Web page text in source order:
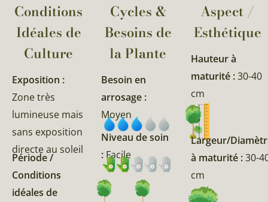
Conditions
Idéales de
Culture
Exposition :
Zone très
lumineuse mais
sans exposition
directe au soleil
Période /
Conditions
idéales de
Cycles &
Besoins de
la Plante​
Besoin en
arrosage :
Moyen
Niveau de soin
: Facile
Aspect /
Esthétique
Hauteur à
maturité :30-40
cm
Largeur/
à maturité :30-
cm